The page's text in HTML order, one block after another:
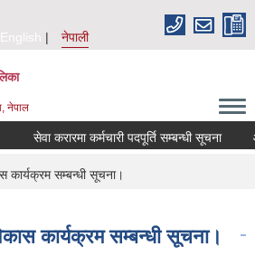
English
नेपाली
नेपाल
सेवा करारमा कर्मचारी पदपूर्ति सम्बन्धी सूचना
कार्यक्रम सम्बन्धी सूचना।
कार्यक्रम सम्बन्धी सूचना।